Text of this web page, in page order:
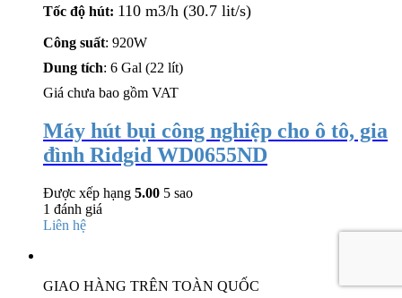
Tốc độ hút: 110 m3/h (30.7 lit/s)
Công suất: 920W
Dung tích: 6 Gal (22 lít)
Giá chưa bao gồm VAT
Máy hút bụi công nghiệp cho ô tô, gia
đình Ridgid WD0655ND
Được xếp hạng 5.00 5 sao
1 đánh giá
Liên hệ
GIAO HÀNG TRÊN TOÀN QUỐC